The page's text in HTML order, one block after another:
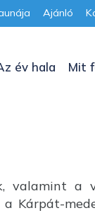
Ajánló
év hala Mit
valamint a
Kárpát-